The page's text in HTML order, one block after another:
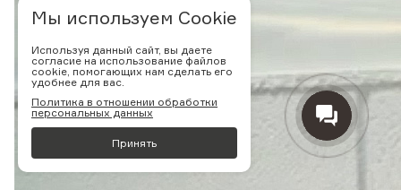
Мы используем Cookie
Используя данный сайт, вы даете
согласие на использование файлов
cookie, помогающих нам сделать его
удобнее для вас.
Политика в отношении обработки
персональных данных
Принять